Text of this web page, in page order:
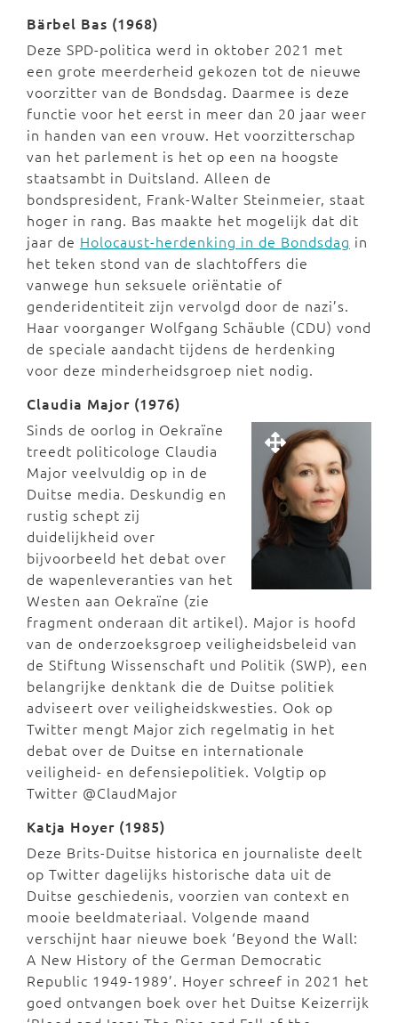
Bärbel Bas (1968)
Deze SPD-politica werd in oktober 2021 met
een grote meerderheid gekozen tot de nieuwe
voorzitter van de Bondsdag. Daarmee is deze
functie voor het eerst in meer dan 20 jaar weer
in handen van een vrouw. Het voorzitterschap
van het parlement is het op een na hoogste
staatsambt in Duitsland. Alleen de
bondspresident, Frank-Walter Steinmeier, staat
hoger in rang. Bas maakte het mogelijk dat dit
jaar de Holocaust-herdenking in de Bondsdag in
het teken stond van de slachtoffers die
vanwege hun seksuele oriëntatie of
genderidentiteit zijn vervolgd door de nazi’s.
Haar voorganger Wolfgang Schäuble (CDU) vond
de speciale aandacht tijdens de herdenking
voor deze minderheidsgroep niet nodig.
Claudia Major (1976)
Sinds de oorlog in Oekraïne
treedt politicologe Claudia
Major veelvuldig op in de
Duitse media. Deskundig en
rustig schept zij
duidelijkheid over
bijvoorbeeld het debat over
de wapenleveranties van het
Westen aan Oekraïne (zie
fragment onderaan dit artikel). Major is hoofd
van de onderzoeksgroep veiligheidsbeleid van
de Stiftung Wissenschaft und Politik (SWP), een
belangrijke denktank die de Duitse politiek
adviseert over veiligheidskwesties. Ook op
Twitter mengt Major zich regelmatig in het
debat over de Duitse en internationale
veiligheid- en defensiepolitiek. Volgtip op
Twitter @ClaudMajor
Katja Hoyer (1985)
Deze Brits-Duitse historica en journaliste deelt
op Twitter dagelijks historische data uit de
Duitse geschiedenis, voorzien van context en
mooie beeldmateriaal. Volgende maand
verschijnt haar nieuwe boek ‘Beyond the Wall:
A New History of the German Democratic
Republic 1949-1989’. Hoyer schreef in 2021 het
goed ontvangen boek over het Duitse Keizerrijk